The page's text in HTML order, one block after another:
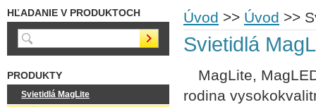
Úvod >> Úvod >>
Svietidlá
MagLite,
rodina
HĽADANIE V PRODUKTOCH
PRODUKTY
Svietidlá MagLite